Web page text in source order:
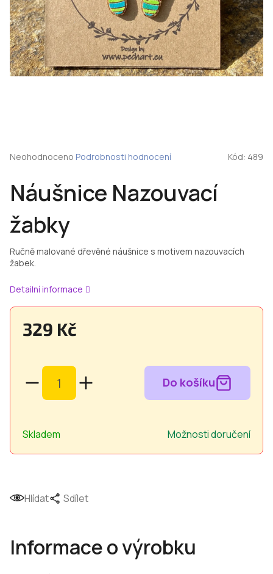
Náušnice Nazouvací
žabky
Ručně malované dřevěné náušnice s motivem nazouvacích
žabek.
Detailní informace
Hlídat Sdílet
329 Kč
Skladem Možnosti doručení
Průměrné
je
0,0
z
5
Neohodnoceno Podrobnosti hodnocení Kód: 489
Informace o výrobku